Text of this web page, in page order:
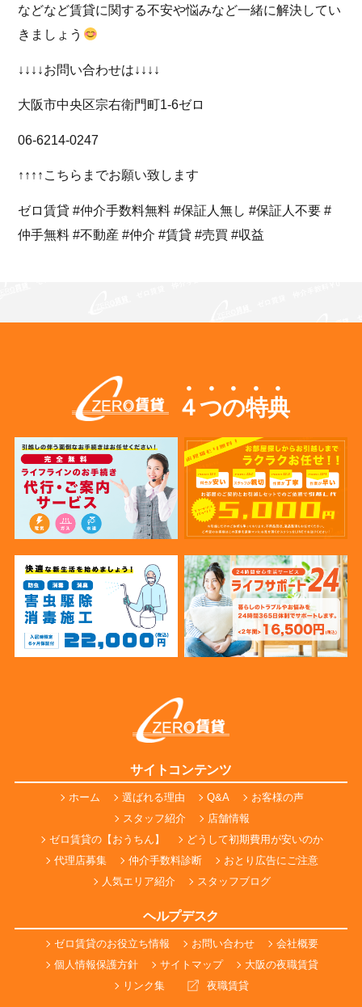
などなど賃貸に関する不安や悩みなど一緒に解決してい
きましょう
↓↓↓↓お問い合わせは↓↓↓↓
大阪市中央区宗右衛門町1-6ゼロ
06-6214-0247
↑↑↑↑こちらまでお願い致します
ゼロ賃貸 #仲介手数料無料 #保証人無し #保証人不要 #
仲手無料 #不動産 #仲介 #賃貸 #売買 #収益
４つの特典
サイトコンテンツ
ホーム 選ばれる理由 Q&A
お客様の声
スタッフ紹介
店舗情報
ゼロ賃貸の【おうちん】
どうして初期費用が安いのか
代理店募集
仲介手数料診断
おとり広告にご注意
人気エリア紹介
スタッフブログ
ヘルプデスク
ゼロ賃貸のお役立ち情報 お問い合わせ
会社概要
個人情報保護方針
サイトマップ
大阪の夜職賃貸
リンク集
夜職賃貸